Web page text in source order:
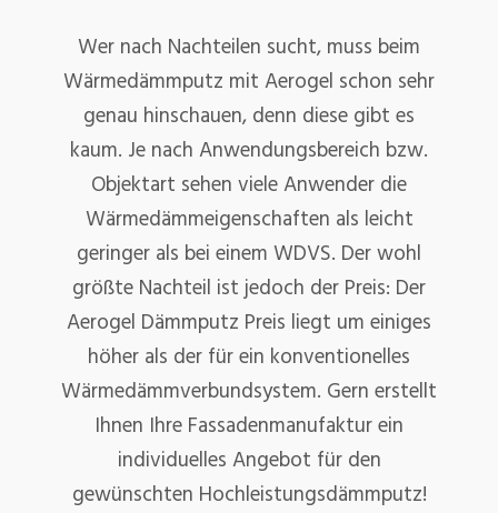
Wer nach Nachteilen sucht, muss beim
Wärmedämmputz mit Aerogel schon sehr
genau hinschauen, denn diese gibt es
kaum. Je nach Anwendungsbereich bzw.
Objektart sehen viele Anwender die
Wärmedämmeigenschaften als leicht
geringer als bei einem WDVS. Der wohl
größte Nachteil ist jedoch der Preis: Der
Aerogel Dämmputz Preis liegt um einiges
höher als der für ein konventionelles
Wärmedämmverbundsystem. Gern erstellt
Ihnen Ihre Fassadenmanufaktur ein
individuelles Angebot für den
gewünschten Hochleistungsdämmputz!